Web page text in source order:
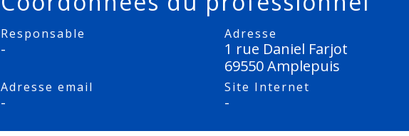
Responsable
-
Adresse
1 rue Daniel Farjot
69550 Amplepuis
Adresse email
-
Site Internet
-